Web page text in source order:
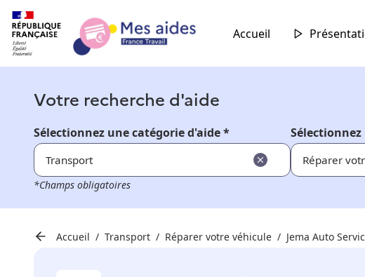
Accueil
Votre recherche d'aide
Sélectionnez une catégorie d'aide *
Transport Réparer
*Champs obligatoires
Accueil Transport Réparer votre véhicule Jema Auto